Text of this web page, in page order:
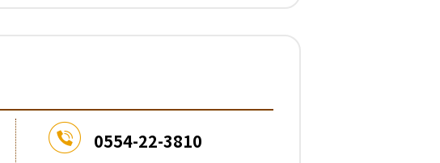
0554-22-3810